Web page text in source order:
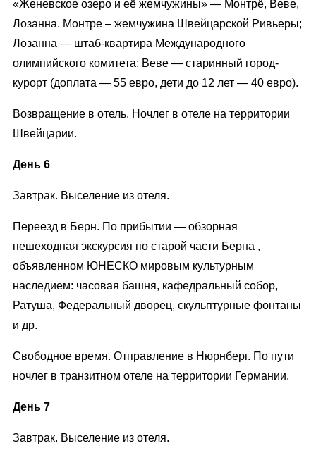
«Женевское озеро и её жемчужины» — Монтрё, Веве,
Лозанна. Монтре – жемчужина Швейцарской Ривьеры;
Лозанна — штаб-квартира Международного
олимпийского комитета; Веве — старинный город-
курорт (доплата — 55 евро, дети до 12 лет — 40 евро).
Возвращение в отель. Ночлег в отеле на территории
Швейцарии.
День 6
Завтрак. Выселение из отеля.
Переезд в Берн. По прибытии — обзорная
пешеходная экскурсия по старой части Берна ,
объявленном ЮНЕСКО мировым культурным
наследием: часовая башня, кафедральный собор,
Ратуша, Федеральный дворец, скульптурные фонтаны
и др.
Свободное время. Отправление в Нюрнберг. По пути
ночлег в транзитном отеле на территории Германии.
День 7
Завтрак. Выселение из отеля.